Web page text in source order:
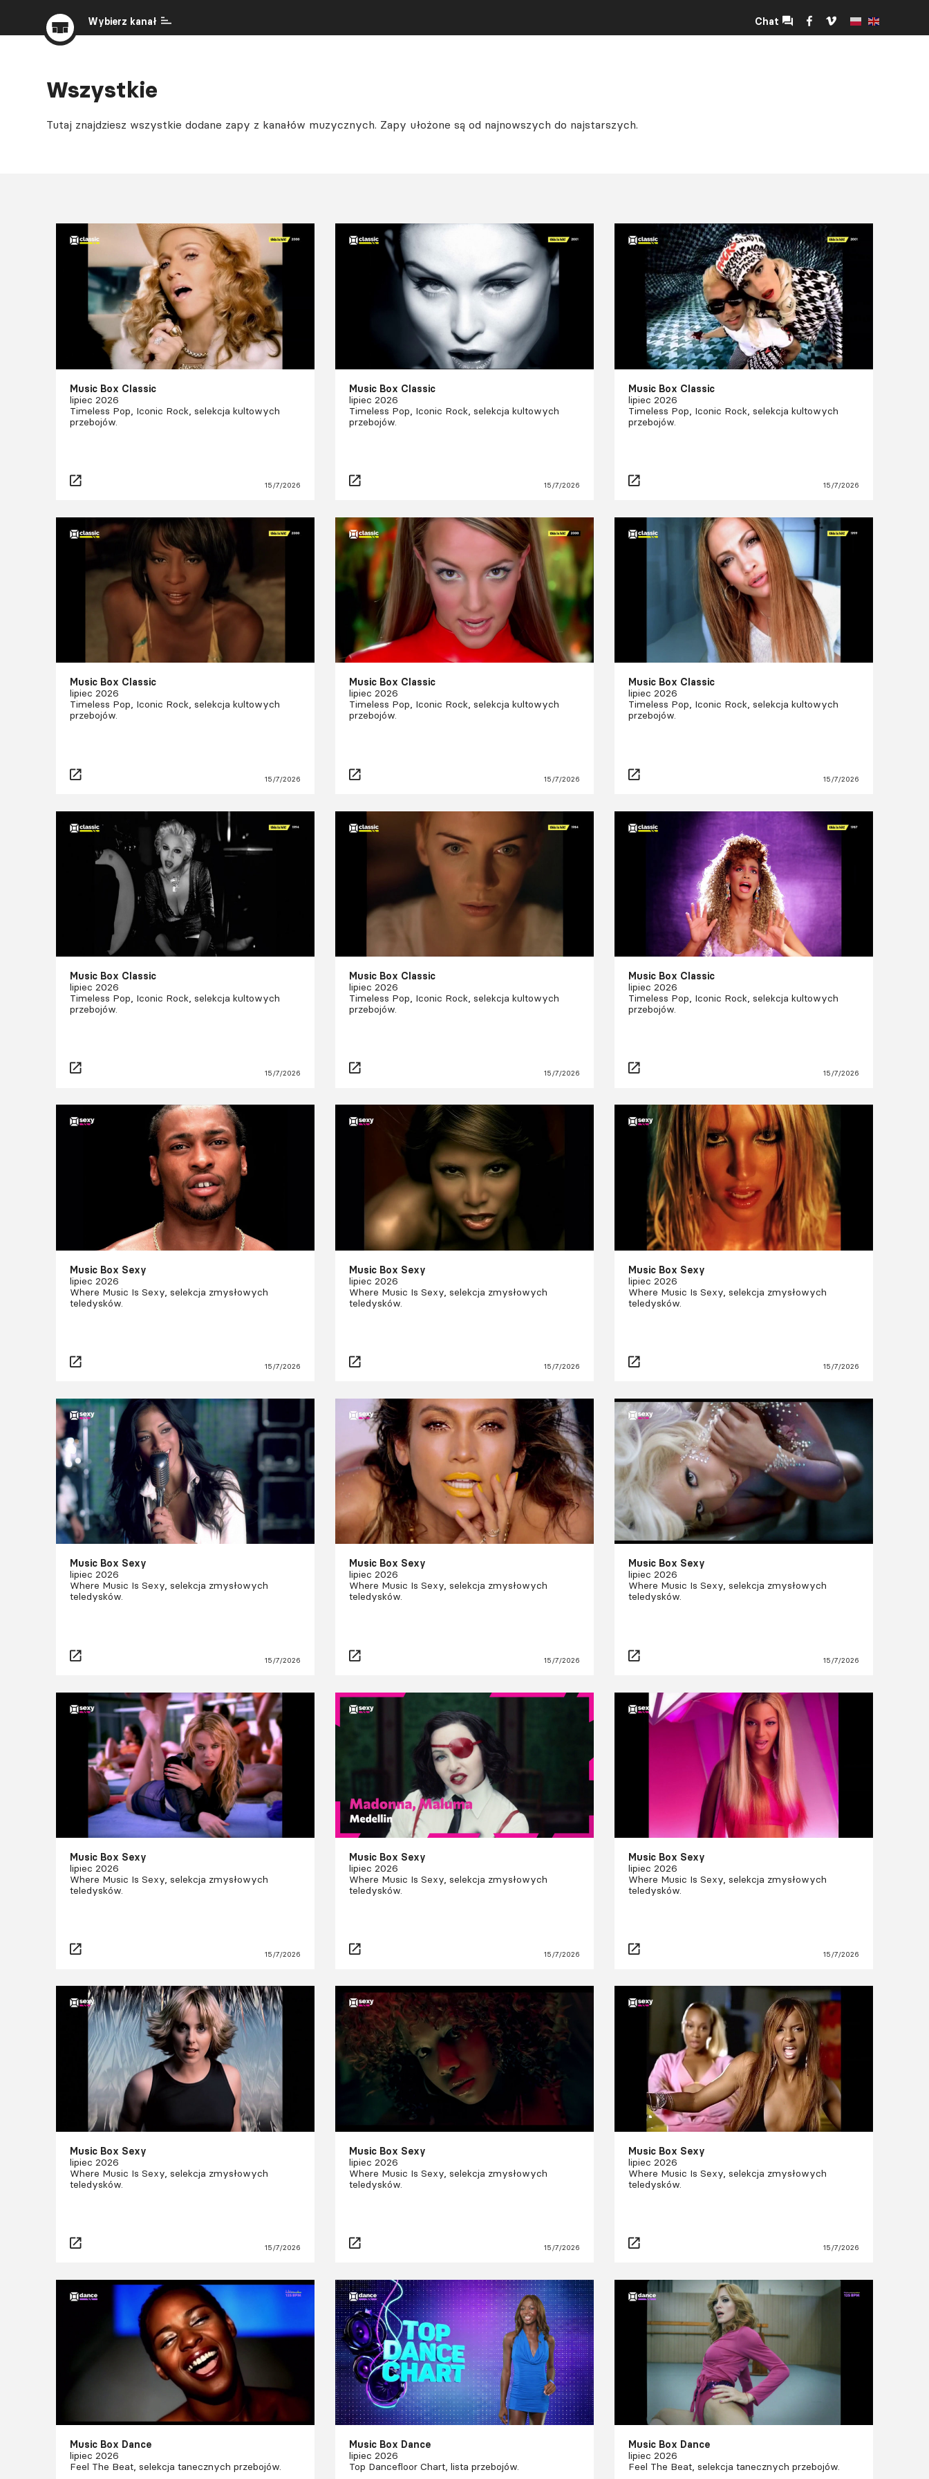
Wybierz kanał Chat
Wszystkie
Tutaj znajdziesz wszystkie dodane zapy z kanałów muzycznych. Zapy ułożone są od najnowszych do najstarszych.
Music Box Classic
lipiec 2026
Timeless Pop, Iconic Rock, selekcja kultowych
przebojów.
15/7/2026
Music Box Classic
lipiec 2026
Timeless Pop, Iconic Rock, selekcja kultowych
przebojów.
15/7/2026
Music Box Classic
lipiec 2026
Timeless Pop, Iconic Rock, selekcja kultowych
przebojów.
15/7/2026
Music Box Classic
lipiec 2026
Timeless Pop, Iconic Rock, selekcja kultowych
przebojów.
15/7/2026
Music Box Classic
lipiec 2026
Timeless Pop, Iconic Rock, selekcja kultowych
przebojów.
15/7/2026
Music Box Classic
lipiec 2026
Timeless Pop, Iconic Rock, selekcja kultowych
przebojów.
15/7/2026
Music Box Classic
lipiec 2026
Timeless Pop, Iconic Rock, selekcja kultowych
przebojów.
15/7/2026
Music Box Classic
lipiec 2026
Timeless Pop, Iconic Rock, selekcja kultowych
przebojów.
15/7/2026
Music Box Classic
lipiec 2026
Timeless Pop, Iconic Rock, selekcja kultowych
przebojów.
15/7/2026
Music Box Sexy
lipiec 2026
Where Music Is Sexy, selekcja zmysłowych
teledysków.
15/7/2026
Music Box Sexy
lipiec 2026
Where Music Is Sexy, selekcja zmysłowych
teledysków.
15/7/2026
Music Box Sexy
lipiec 2026
Where Music Is Sexy, selekcja zmysłowych
teledysków.
15/7/2026
Music Box Sexy
lipiec 2026
Where Music Is Sexy, selekcja zmysłowych
teledysków.
15/7/2026
Music Box Sexy
lipiec 2026
Where Music Is Sexy, selekcja zmysłowych
teledysków.
15/7/2026
Music Box Sexy
lipiec 2026
Where Music Is Sexy, selekcja zmysłowych
teledysków.
15/7/2026
Music Box Sexy
lipiec 2026
Where Music Is Sexy, selekcja zmysłowych
teledysków.
15/7/2026
Music Box Sexy
lipiec 2026
Where Music Is Sexy, selekcja zmysłowych
teledysków.
15/7/2026
Music Box Sexy
lipiec 2026
Where Music Is Sexy, selekcja zmysłowych
teledysków.
15/7/2026
Music Box Sexy
lipiec 2026
Where Music Is Sexy, selekcja zmysłowych
teledysków.
15/7/2026
Music Box Sexy
lipiec 2026
Where Music Is Sexy, selekcja zmysłowych
teledysków.
15/7/2026
Music Box Sexy
lipiec 2026
Where Music Is Sexy, selekcja zmysłowych
teledysków.
15/7/2026
Music Box Dance
lipiec 2026
Feel The Beat, selekcja tanecznych przebojów.
Music Box Dance
lipiec 2026
Top Dancefloor Chart, lista przebojów.
Music Box Dance
lipiec 2026
Feel The Beat, selekcja tanecznych przebojów.